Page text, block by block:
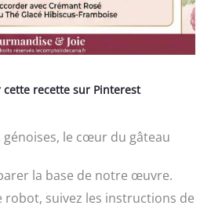
cette recette sur Pinterest
le cœur du gâteau
la base de notre œuvre.
robot, suivez les instructions de